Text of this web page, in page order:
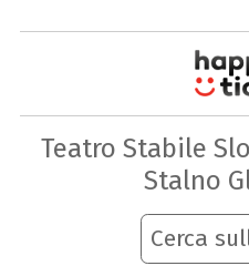
Teatro Stabile
Stalno
Cerca